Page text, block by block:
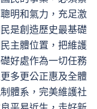
明和氣力，充足激
是創造歷史最基礎
主體位置，把維護
好處作為一切任務
多更公正惠及全體
體系，完美維護社